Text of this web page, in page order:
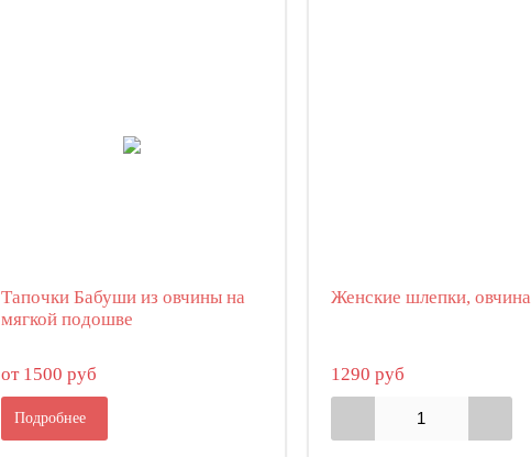
Тапочки Бабуши из овчины на
мягкой подошве
от 1500 руб
Подробнее
Женские шлепки, овчина
1290 руб